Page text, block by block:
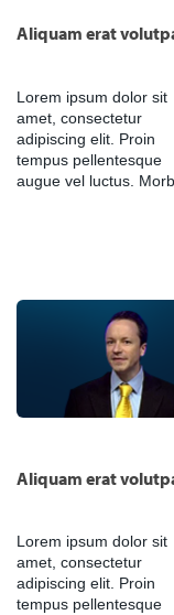
Aliquam erat
Lorem ipsum dolor sit
amet, consectetur
adipiscing elit. Proin
tempus pellentesque
augue vel luctus.
Aliquam erat
Lorem ipsum dolor sit
amet, consectetur
adipiscing elit. Proin
tempus pellentesque
hendrerit, id pulvinar est